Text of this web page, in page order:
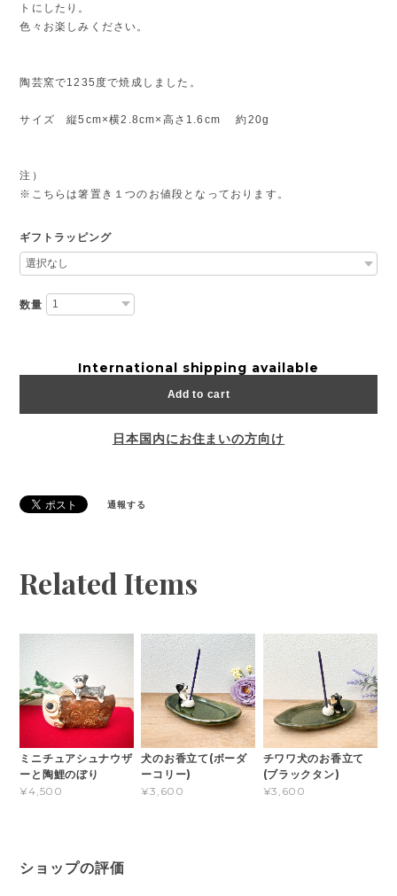
トにしたり。
色々お楽しみください。
陶芸窯で1235度で焼成しました。
サイズ 縦5cm×横2.8cm×高さ1.6cm 約20g
注）
※こちらは箸置き１つのお値段となっております。
ギフトラッピング
数量
International shipping available
Add to cart
日本国内にお住まいの方向け
通報する
Related Items
ミニチュアシュナウザ
ーと陶鯉のぼり
¥4,500
犬のお香立て(ボーダ
ーコリー)
¥3,600
チワワ犬のお香立て
(ブラックタン)
¥3,600
ショップの評価